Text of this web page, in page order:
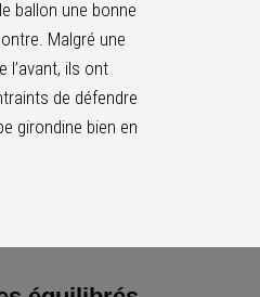
ballon une bonne
Malgré une
l’avant, ils ont
de défendre
girondine bien en